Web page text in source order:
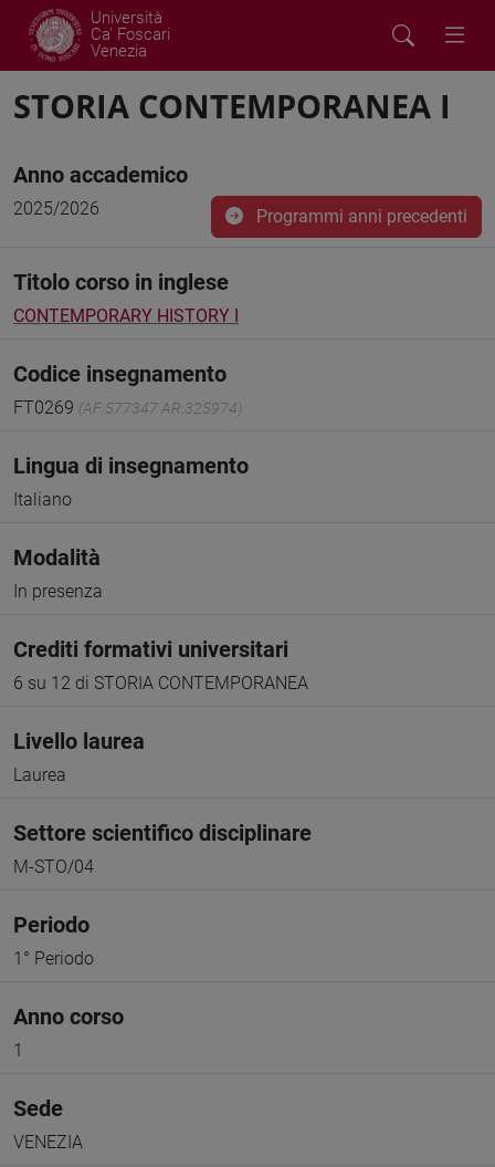
Università
Ca' Foscari
Venezia
STORIA CONTEMPORANEA I
Anno accademico
2025/2026 Programmi anni precedenti
Titolo corso in inglese
CONTEMPORARY HISTORY I
Codice insegnamento
FT0269 (AF:577347 AR:325974)
Lingua di insegnamento
Italiano
Modalità
In presenza
Crediti formativi universitari
6 su 12 di STORIA CONTEMPORANEA
Livello laurea
Laurea
Settore scientifico disciplinare
M-STO/04
Periodo
1° Periodo
Anno corso
1
Sede
VENEZIA